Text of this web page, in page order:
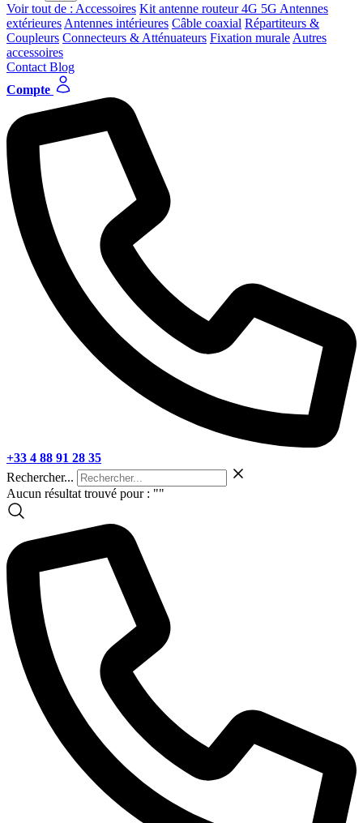
Voir tout de : Accessoires Kit antenne routeur 4G 5G Antennes
extérieures Antennes intérieures Câble coaxial Répartiteurs &
Coupleurs Connecteurs & Atténuateurs Fixation murale Autres
accessoires
Contact Blog
Compte
+33 4 88 91 28 35
Rechercher...
Aucun résultat trouvé pour : ""